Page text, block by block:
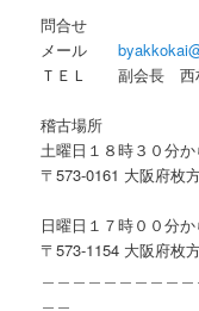
問合せ
メール
ＴＥＬ 副会長 西
稽古場所
土曜日１８時３０分
〒573-0161 大阪府枚
日曜日１７時００
〒573-1154 大阪府枚